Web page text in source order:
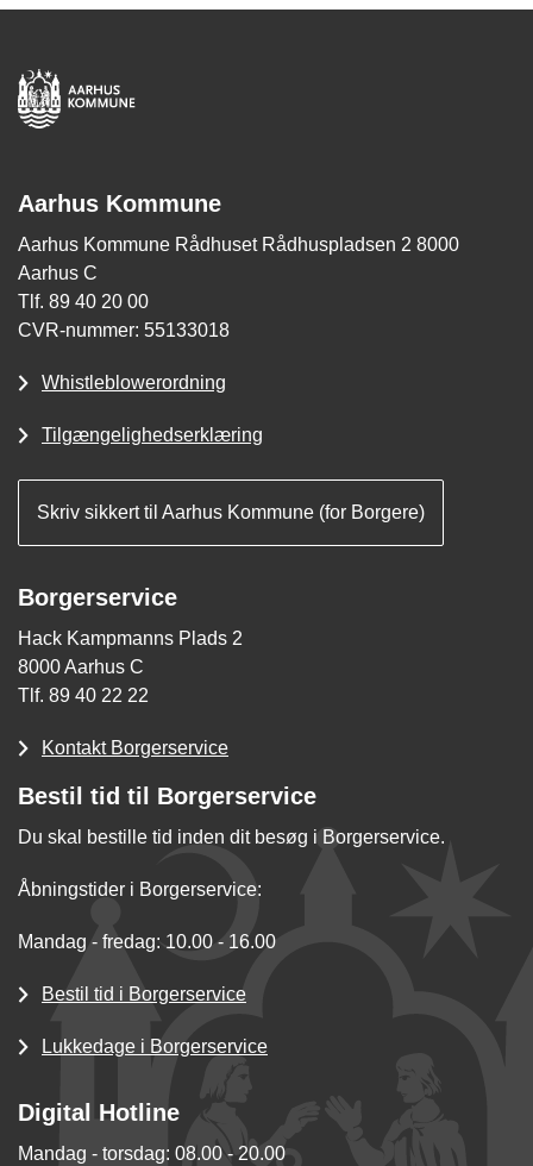
Aarhus Kommune
Aarhus Kommune Rådhuset Rådhuspladsen 2 8000
Aarhus C
Tlf. 89 40 20 00
CVR-nummer: 55133018
Whistleblowerordning
Tilgængelighedserklæring
Skriv sikkert til Aarhus Kommune (for Borgere)
Borgerservice
Hack Kampmanns Plads 2
8000 Aarhus C
Tlf. 89 40 22 22
Kontakt Borgerservice
Bestil tid til Borgerservice
Du skal bestille tid inden dit besøg i Borgerservice.
Åbningstider i Borgerservice:
Mandag - fredag: 10.00 - 16.00
Bestil tid i Borgerservice
Lukkedage i Borgerservice
Digital Hotline
Mandag - torsdag: 08.00 - 20.00